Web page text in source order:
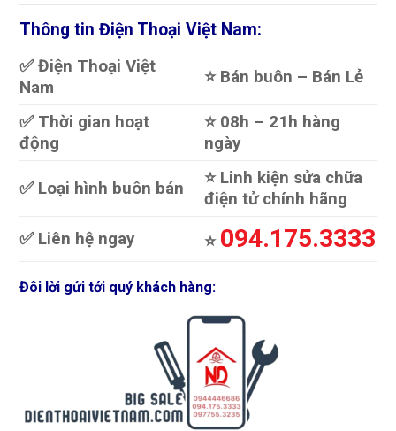
Thông tin Điện Thoại Việt Nam:
✅ Điện Thoại Việt
Nam
⭐️ Bán buôn – Bán Lẻ
✅ Thời gian hoạt
động
⭐️ 08h – 21h hàng
ngày
✅ Loại hình buôn bán
⭐️ Linh kiện sửa chữa
điện tử chính hãng
✅ Liên hệ ngay
⭐️ 094.175.3333
Đôi lời gửi tới quý khách hàng: